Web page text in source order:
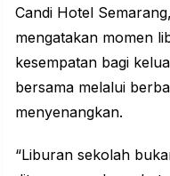
Candi Hotel
mengatakan momen
kesempatan bagi
bersama melalui
menyenangkan.
“Liburan sekolah